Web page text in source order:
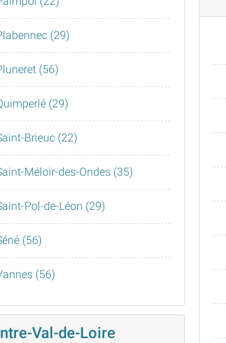
(29)
(56)
(29)
Brieuc (22)
Méloir-des-Ondes (35)
Pol-de-Léon (29)
(56)
(56)
Val-de-Loire